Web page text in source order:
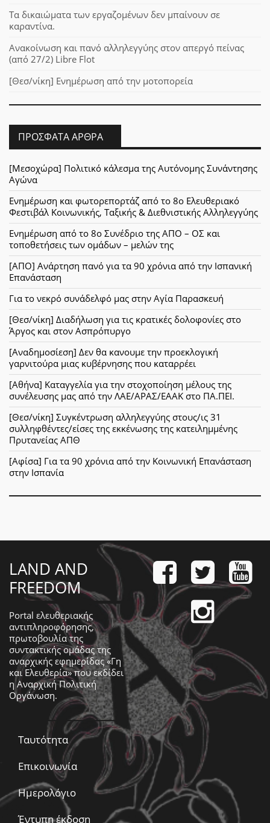
Τα δικαιώματα των εργαζομένων δεν μπαίνουν σε
καραντίνα.
Ανακοίνωση και πανό αλληλεγγύης στον απεργό πείνας
(από 27/2) Libre Flot
[Θεσ/νίκη] Ενημέρωση από την μοτοπορεία
ΠΡΌΣΦΑΤΑ ΆΡΘΡΑ
[Μεσοχώρα] Πολιτικό κάλεσμα της Αυτόνομης Συνάντησης
Αγώνα
Ενημέρωση και φωτορεπορτάζ από το 8ο Ελευθεριακό
Φεστιβάλ Κοινωνικής, Ταξικής & Διεθνιστικής Αλληλεγγύης
Ενημέρωση από το 8ο Συνέδριο της ΑΠΟ – ΟΣ και
τοποθετήσεις των ομάδων – μελών της
[ΑΠΟ] Ανάρτηση πανό για τα 90 χρόνια από την Ισπανική
Επανάσταση
Για το νεκρό συνάδελφό μας στην Αγία Παρασκευή
[Θεσ/νίκη] Διαδήλωση για τις κρατικές δολοφονίες στο
Άργος και στον Ασπρόπυργο
[Αναδημοσίεση] Δεν θα κανουμε την προεκλογική
γαρνιτούρα μιας κυβέρνησης που καταρρέει
[Αθήνα] Καταγγελία για την στοχοποίηση μέλους της
συνέλευσης μας από την ΛΑΕ/ΑΡΑΣ/ΕΑΑΚ στο ΠΑ.ΠΕΙ.
[Θεσ/νίκη] Συγκέντρωση αλληλεγγύης στους/ις 31
συλληφθέντες/είσες της εκκένωσης της κατειλημμένης
Πρυτανείας ΑΠΘ
[Αφίσα] Για τα 90 χρόνια από την Κοινωνική Επανάσταση
στην Ισπανία
LAND AND
FREEDOM
Portal ελευθεριακής
αντιπληροφόρησης,
πρωτοβουλία της
συντακτικής ομάδας της
αναρχικής εφημερίδας «Γη
και Ελευθερία» που εκδίδει
ηΑναρχική Πολιτική
Οργάνωση.
Ταυτότητα
Επικοινωνία
Ημερολόγιο
Έντυπη έκδοση